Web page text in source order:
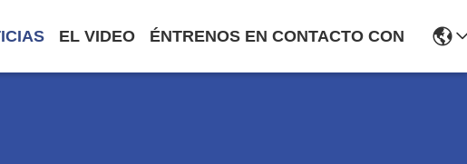
EL VIDEO ÉNTRENOS EN CONTACTO CON